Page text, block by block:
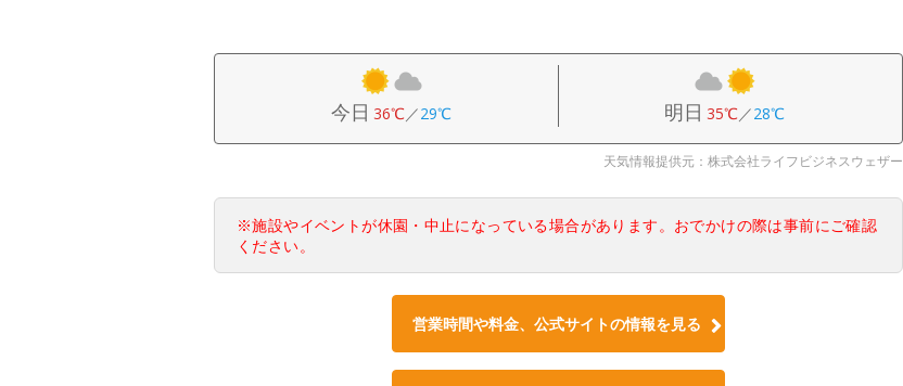
今日 36℃／29℃ 明日 35℃／28℃
天気情報提供元：株式会社ライフビジネスウェザー
※施設やイベントが休園・中止になっている場合があります。おでかけの際は事前にご確認
ください。
営業時間や料金、公式サイトの情報を見る